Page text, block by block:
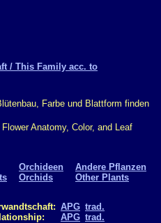
/ This Family acc. to
Farbe und Blattform finden
Anatomy, Color, and Leaf
Orchideen
Orchids
Andere Pflanzen
Other Plants
APG
APG
trad.
trad.